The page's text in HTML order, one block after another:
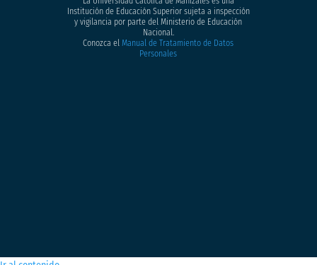
Institución de Educación Superior sujeta a inspección
y vigilancia por parte del Ministerio de Educación
Nacional.
Conozca elManual de Tratamiento de Datos
Personales